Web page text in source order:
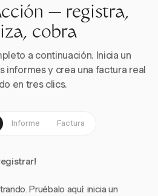
— registra,
cobra
a continuación. Inicia un
informes y crea una factura real
en tres clics.
Informe Factura
Pruébalo aquí: inicia un